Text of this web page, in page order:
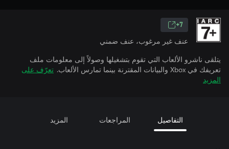
7+
عنف غير مرغوب، عنف ضمني
يتلقى ناشرو الألعاب التي تقوم بتشغيلها وصولاً إلى معلومات ملف
تعريفك في Xbox والبيانات المقترنة بينما تمارس الألعاب.
تعرّف على
المزيد
التفاصيل المراجعات المزيد